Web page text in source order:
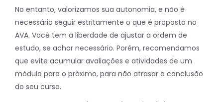
No entanto, valorizamos sua autonomia, e não é
necessário seguir estritamente o que é proposto no
AVA. Você tem a liberdade de ajustar a ordem de
estudo, se achar necessário. Porém, recomendamos
que evite acumular avaliações e atividades de um
módulo para o próximo, para não atrasar a conclusão
do seu curso.